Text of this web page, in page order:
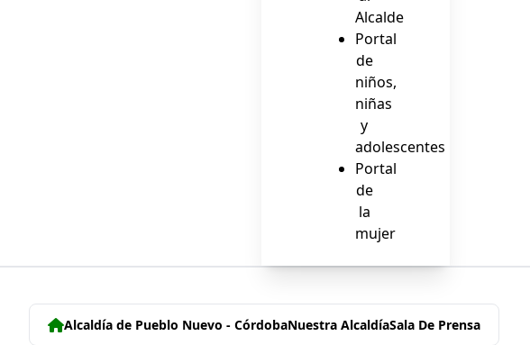
Alcalde
Portal
de
niños,
niñas
y
adolescentes
Portal
de
la
mujer
Alcaldía de Pueblo Nuevo - CórdobaNuestra AlcaldíaSala De Prensa